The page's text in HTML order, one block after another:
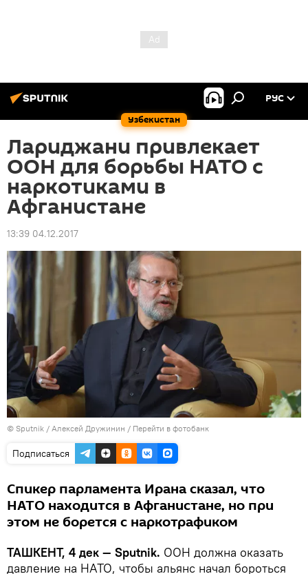
Узбекистан
РУС
Лариджани привлекает
ООН для борьбы НАТО с
наркотиками в
Афганистане
13:39 04.12.2017
© Sputnik / Алексей Дружинин / Перейти в фотобанк
Подписаться
Спикер парламента Ирана сказал, что
НАТО находится в Афганистане, но при
этом не борется с наркотрафиком
ТАШКЕНТ, 4 дек — Sputnik. ООН должна оказать
давление на НАТО, чтобы альянс начал бороться